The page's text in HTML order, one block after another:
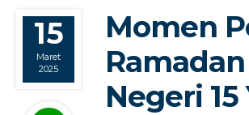
15
Maret
2025
Momen
Negeri